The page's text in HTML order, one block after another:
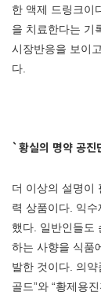
한 액제 드링크이
을 치료한다는 기
시장반응을 보이
다.
`황실의 명약 공진
더 이상의 설명이
력 상품이다. 익
했다. 일반인들도
하는 사향을 식품
발한 것이다. 의
골드”와 “황제용